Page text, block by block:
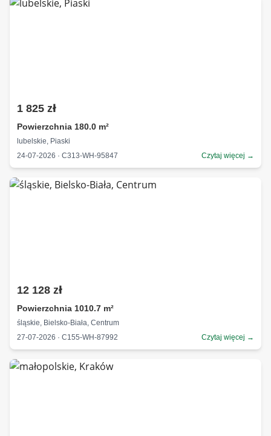
1 825 zł
Powierzchnia 180.0 m²
lubelskie, Piaski
24-07-2026 · C313-WH-95847
Czytaj więcej →
12 128 zł
Powierzchnia 1010.7 m²
śląskie, Bielsko-Biała, Centrum
27-07-2026 · C155-WH-87992
Czytaj więcej →